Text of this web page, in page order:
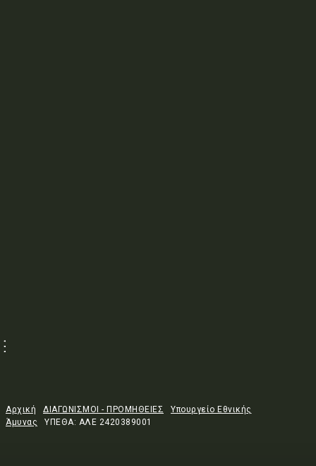
Αρχική ΔΙΑΓΩΝΙΣΜΟΙ - ΠΡΟΜΗΘΕΙΕΣ
Υπουργείο Εθνικής
Άμυνας
ΥΠΕΘΑ: ΑΛΕ 2420389001